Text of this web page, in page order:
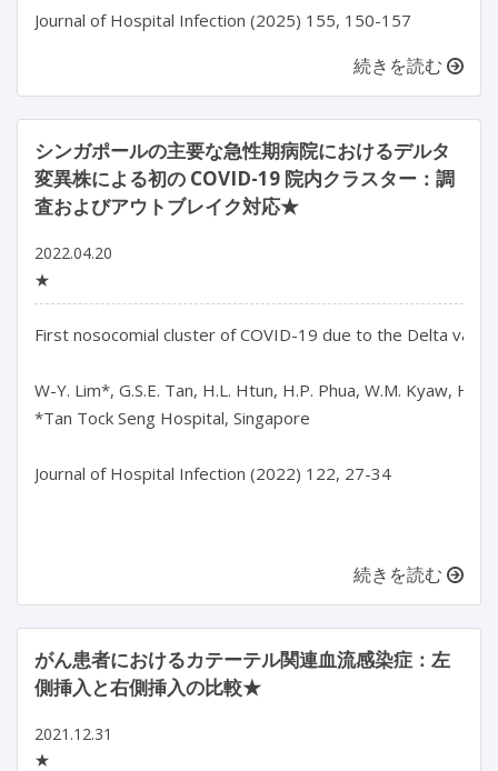
続きを読む
シンガポールの主要な急性期病院におけるデルタ
変異株による初の COVID-19 院内クラスター：調
査およびアウトブレイク対応★
2022.04.20
★
First nosocomial cluster of COVID-19 due to the Delta
W-Y. Lim*, G.S.E. Tan, H.L. Htun, H.P. Phua, W.M. Kyaw, H.
*Tan Tock Seng Hospital, Singapore
Journal of Hospital Infection (2022) 122, 27-34
続きを読む
がん患者におけるカテーテル関連血流感染症：左
側挿入と右側挿入の比較★
2021.12.31
★